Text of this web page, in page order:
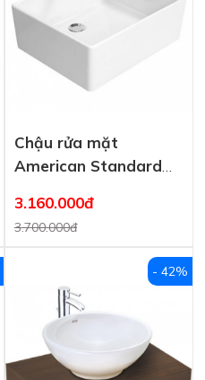
Chậu rửa mặt
American Standard
dòng Square
3.160.000đ
3.700.000đ
- 42%